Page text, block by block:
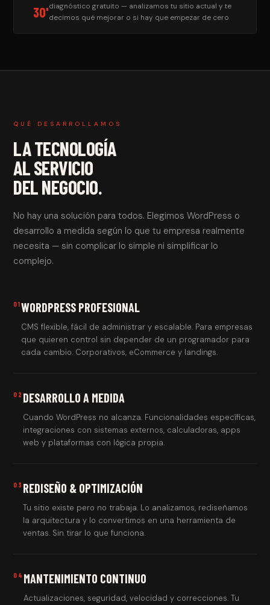
30'diagnóstico gratuito — analizamos tu sitio actual y te
decimos qué mejorar o si hay que empezar de cero
QUÉ DESARROLLAMOS
LA TECNOLOGÍA
AL SERVICIO
DEL NEGOCIO.
No hay una solución para todos. Elegimos WordPress o
desarrollo a medida según lo que tu empresa realmente
necesita — sin complicar lo simple ni simplificar lo
complejo.
01WORDPRESS PROFESIONAL
CMS flexible, fácil de administrar y escalable. Para empresas
que quieren control sin depender de un programador para
cada cambio. Corporativos, eCommerce y landings.
02 DESARROLLO A MEDIDA
Cuando WordPress no alcanza. Funcionalidades específicas,
integraciones con sistemas externos, calculadoras, apps
web y plataformas con lógica propia.
03 REDISEÑO & OPTIMIZACIÓN
Tu sitio existe pero no trabaja. Lo analizamos, rediseñamos
la arquitectura y lo convertimos en una herramienta de
ventas. Sin tirar lo que funciona.
04 MANTENIMIENTO CONTINUO
Actualizaciones, seguridad, velocidad y correcciones. Tu